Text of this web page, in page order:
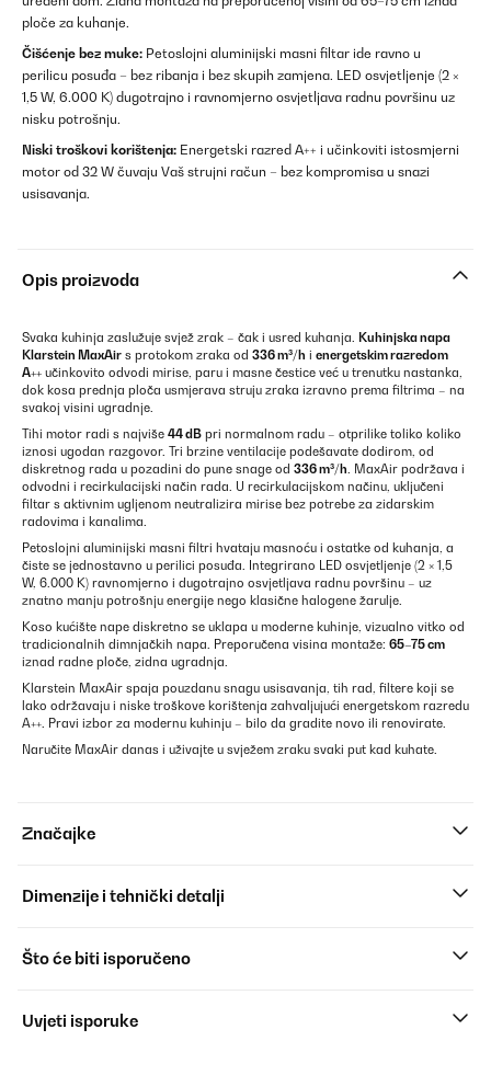
ploče za kuhanje.
Čišćenje bez muke: Petoslojni aluminijski masni filtar ide ravno u
perilicu posuđa – bez ribanja i bez skupih zamjena. LED osvjetljenje (2 ×
1,5 W, 6.000 K) dugotrajno i ravnomjerno osvjetljava radnu površinu uz
nisku potrošnju.
Niski troškovi korištenja: Energetski razred A++ i učinkoviti istosmjerni
motor od 32 W čuvaju Vaš strujni račun – bez kompromisa u snazi
usisavanja.
Opis proizvoda
Svaka kuhinja zaslužuje svjež zrak – čak i usred kuhanja. Kuhinjska napa
Klarstein MaxAir s protokom zraka od 336 m³/h i energetskim razredom
A++ učinkovito odvodi mirise, paru i masne čestice već u trenutku nastanka,
dok kosa prednja ploča usmjerava struju zraka izravno prema filtrima – na
svakoj visini ugradnje.
Tihi motor radi s najviše 44 dB pri normalnom radu – otprilike toliko koliko
iznosi ugodan razgovor. Tri brzine ventilacije podešavate dodirom, od
diskretnog rada u pozadini do pune snage od 336 m³/h. MaxAir podržava i
odvodni i recirkulacijski način rada. U recirkulacijskom načinu, uključeni
filtar s aktivnim ugljenom neutralizira mirise bez potrebe za zidarskim
radovima i kanalima.
Petoslojni aluminijski masni filtri hvataju masnoću i ostatke od kuhanja, a
čiste se jednostavno u perilici posuđa. Integrirano LED osvjetljenje (2 × 1,5
W, 6.000 K) ravnomjerno i dugotrajno osvjetljava radnu površinu – uz
znatno manju potrošnju energije nego klasične halogene žarulje.
Koso kućište nape diskretno se uklapa u moderne kuhinje, vizualno vitko od
tradicionalnih dimnjačkih napa. Preporučena visina montaže: 65–75 cm
iznad radne ploče, zidna ugradnja.
Klarstein MaxAir spaja pouzdanu snagu usisavanja, tih rad, filtere koji se
lako održavaju i niske troškove korištenja zahvaljujući energetskom razredu
A++. Pravi izbor za modernu kuhinju – bilo da gradite novo ili renovirate.
Naručite MaxAir danas i uživajte u svježem zraku svaki put kad kuhate.
Značajke
Dimenzije i tehnički detalji
Što će biti isporučeno
Uvjeti isporuke